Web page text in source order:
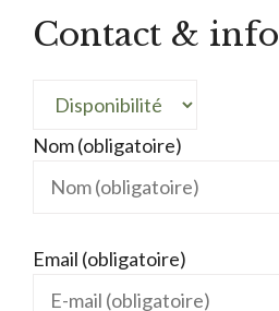
Contact & info
Nom (obligatoire)
Email (obligatoire)